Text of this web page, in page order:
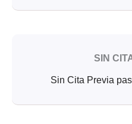
SIN
Sin Cita Previa